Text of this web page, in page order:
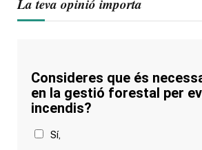
Consideres que és
en la gestió forestal per
incendis?
Sí,